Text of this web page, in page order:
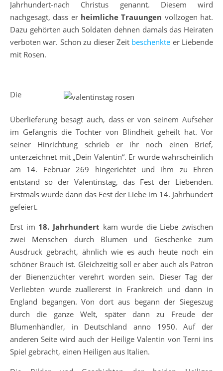
Jahrhundert-nach Christus genannt. Diesem wird
nachgesagt, dass er heimliche Trauungen vollzogen hat.
Dazu gehörten auch Soldaten dehnen damals das Heiraten
verboten war. Schon zu dieser Zeit beschenkte er Liebende
mit Rosen.
Die
Überlieferung besagt auch, dass er von seinem Aufseher
im Gefängnis die Tochter von Blindheit geheilt hat. Vor
seiner Hinrichtung schrieb er ihr noch einen Brief,
unterzeichnet mit „Dein Valentin“. Er wurde wahrscheinlich
am 14. Februar 269 hingerichtet und ihm zu Ehren
entstand so der Valentinstag, das Fest der Liebenden.
Erstmals wurde dann das Fest der Liebe im 14. Jahrhundert
gefeiert.
Erst im 18. Jahrhundert kam wurde die Liebe zwischen
zwei Menschen durch Blumen und Geschenke zum
Ausdruck gebracht, ähnlich wie es auch heute noch ein
schöner Brauch ist. Gleichzeitig soll er aber auch als Patron
der Bienenzüchter verehrt worden sein. Dieser Tag der
Verliebten wurde zuallererst in Frankreich und dann in
England begangen. Von dort aus begann der Siegeszug
durch die ganze Welt, später dann zu Freude der
Blumenhändler, in Deutschland anno 1950. Auf der
anderen Seite wird auch der Heilige Valentin von Terni ins
Spiel gebracht, einen Heiligen aus Italien.